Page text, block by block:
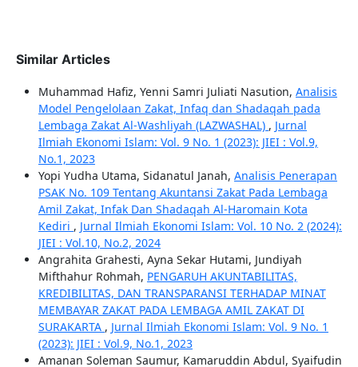
Similar Articles
Muhammad Hafiz, Yenni Samri Juliati Nasution, Analisis
Model Pengelolaan Zakat, Infaq dan Shadaqah pada
Lembaga Zakat Al-Washliyah (LAZWASHAL) , Jurnal
Ilmiah Ekonomi Islam: Vol. 9 No. 1 (2023): JIEI : Vol.9,
No.1, 2023
Yopi Yudha Utama, Sidanatul Janah, Analisis Penerapan
PSAK No. 109 Tentang Akuntansi Zakat Pada Lembaga
Amil Zakat, Infak Dan Shadaqah Al-Haromain Kota
Kediri , Jurnal Ilmiah Ekonomi Islam: Vol. 10 No. 2 (2024):
JIEI : Vol.10, No.2, 2024
Angrahita Grahesti, Ayna Sekar Hutami, Jundiyah
Mifthahur Rohmah, PENGARUH AKUNTABILITAS,
KREDIBILITAS, DAN TRANSPARANSI TERHADAP MINAT
MEMBAYAR ZAKAT PADA LEMBAGA AMIL ZAKAT DI
SURAKARTA , Jurnal Ilmiah Ekonomi Islam: Vol. 9 No. 1
(2023): JIEI : Vol.9, No.1, 2023
Amanan Soleman Saumur, Kamaruddin Abdul, Syaifudin